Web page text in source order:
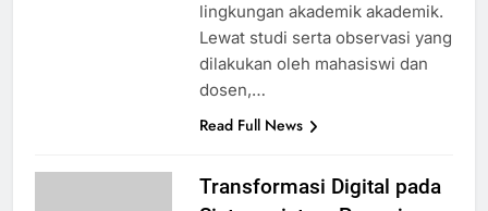
lingkungan akademik akademik.
Lewat studi serta observasi yang
dilakukan oleh mahasiswi dan
dosen,…
Read Full News
Transformasi Digital pada